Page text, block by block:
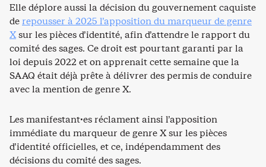
Elle déplore aussi la décision du gouvernement caquiste
derepousser à 2025 l’apposition du marqueur de genre
Xsur les pièces d’identité, afin d’attendre le rapport du
comité des sages. Ce droit est pourtant garanti par la
loi depuis 2022 et on apprenait cette semaine que la
SAAQ était déjà prête à délivrer des permis de conduire
avec la mention de genre X.
Les manifestant·es réclament ainsi l’apposition
immédiate du marqueur de genre X sur les pièces
d’identité officielles, et ce, indépendamment des
décisions du comité des sages.